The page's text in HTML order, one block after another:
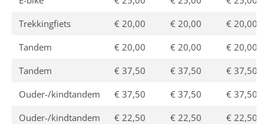
Trekkingfiets
€ 20,00 € 20,00
€ 20,00
Tandem
€ 20,00 € 20,00
€ 20,00
Tandem
€ 37,50 € 37,50
€ 37,50
Ouder-/kindtandem
€ 37,50 € 37,50
€ 37,50
Ouder-/kindtandem
€ 22,50 € 22,50
€ 22,50